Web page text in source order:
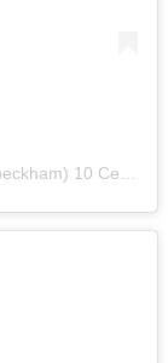
10 Сен 2018 в 8:25 PDT